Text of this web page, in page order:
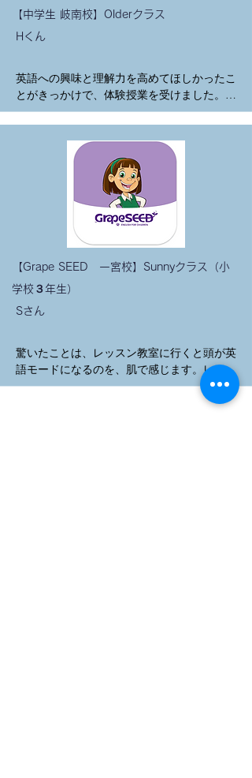
いたと言う環境に置いてあげたかったので、
その考えにマッチしていたのが、ボームさん
でした。
うことができます。
これは、やはり小さいときからの英語のシャ
ボームで、シーズン毎に企画されるアクティ
ビティも大好きで、とても楽しみにしてお
り、お知らせをもらうととても喜んで参加の
申込みをしています。
ハロウィンパーティの仮装コンテスト、スピ
ーチコンテストでは、他のお友達が賞をもら
う姿を見て、翌年からは「絶対にメダルをも
らう」と頑張って賞を取ることができまし
いろんな意味で刺激を受け、楽しく通うこと
ができているので10年も通うことができたの
だと思っています😊
笑
これからも今まで通り楽しく通ってほしいな
と思っています😊
【中学生 岐南校】Olderクラス
Hくん
英語への興味と理解力を高めてほしかったこ
とがきっかけで、体験授業を受けました。ネ
イティブ先生が英語でフレンドリーに話しか
けてくれて楽しかったと本人が言っていたこ
とで入会を決めました。
本人は先生達と英語で会話するのがとても楽
しい！もっと知りたい！もっと話したい！っ
て気持ちで毎回通っていると言っています。
中学校の英語授業に問題なく付いていける様
なので、4年前に通わせたいと思った親の希
望や理想を叶えることができました。
このままずっと楽しく続けてくれたらいいな
と思います。
【Grape SEED 一宮校】Sunnyクラス（小
学校３年生）
Sさん
驚いたことは、レッスン教室に行くと頭が英
語モードになるのを、肌で感じます。レッス
ン前にネイティブ先生に英語で話しかけられ
ても、スッと英語で会話や返答してるのはす